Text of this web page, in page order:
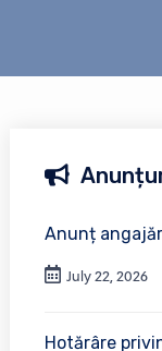
Anunț
July 22, 2026
Hotărâre